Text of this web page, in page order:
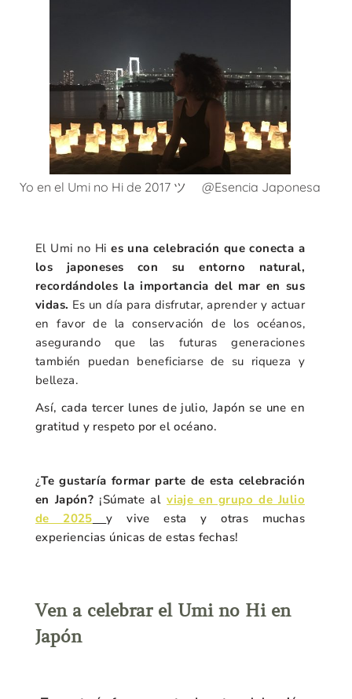
Yo en el Umi no Hi de 2017 ツ @Esencia Japonesa
El Umi no Hies una celebración que conecta a
los japoneses con su entorno natural,
recordándoles la importancia del mar en sus
vidas. Es un día para disfrutar, aprender y actuar
en favor de la conservación de los océanos,
asegurando que las futuras generaciones
también puedan beneficiarse de su riqueza y
belleza.
Así, cada tercer lunes de julio, Japón se une en
gratitud y respeto por el océano.
¿Te gustaría formar parte de esta celebración
en Japón? ¡Súmate alviaje en grupo de Julio
de 2025
y vive esta y otras muchas
experiencias únicas de estas fechas!
Ven a celebrar el Umi no Hi en
Japón